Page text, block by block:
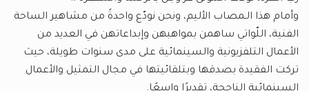
وأمام هذا الـمصاب الأليم، ونحن نودّع واحدةً من مشاهير الساحة
الفنية، اللّواتي ساهمن بمواهبهن وإبداعاتهن في العديد من
الأعمال التلفزيونية والسينمائية على مدى سنوات طويلة، حيث
تركت الفقيدة بصدقها وبتلقائيتها في مجال التمثيل والأعمال